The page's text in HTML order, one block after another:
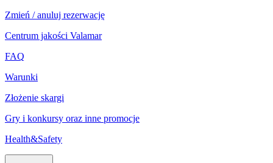
Zmień / anuluj rezerwację
Centrum jakości Valamar
FAQ
Warunki
Złożenie skargi
Gry i konkursy oraz inne promocje
Health&Safety